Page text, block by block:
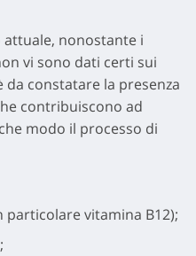
attuale, nonostante i
vi sono dati certi sui
constatare la presenza
contribuiscono ad
modo il processo di
particolare vitamina B12);